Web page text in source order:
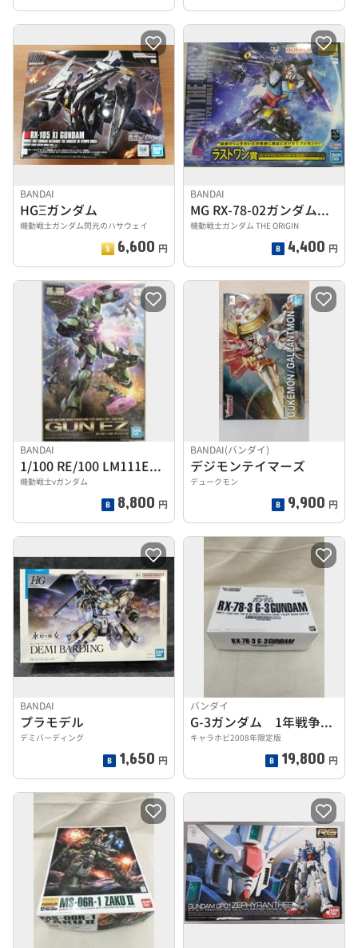
BANDAI
HGΞガンダム
機動戦士ガンダム閃光のハサウェイ
6,600 円
BANDAI
MG RX-78-02ガンダム THE ORIGIN版
機動戦士ガンダム THE ORIGIN
4,400 円
BANDAI
1/100 RE/100 LM111E02 ガンイージ
機動戦士vガンダム
8,800 円
BANDAI(バンダイ)
デジモンテイマーズ
デュークモン
9,900 円
BANDAI
プラモデル
デミバーディング
1,650 円
バンダイ
G-3ガンダム 1年戦争 0079
キャラホビ2008年限定版
19,800 円